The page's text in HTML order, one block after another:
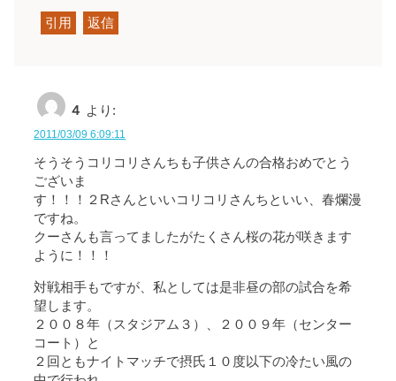
引用 返信
４ より:
2011/03/09 6:09:11
そうそうコリコリさんちも子供さんの合格おめでとう
ございま
す！！！２Rさんといいコリコリさんちといい、春爛漫
ですね。
クーさんも言ってましたがたくさん桜の花が咲きます
ように！！！
対戦相手もですが、私としては是非昼の部の試合を希
望します。
２００８年（スタジアム３）、２００９年（センター
コート）と
２回ともナイトマッチで摂氏１０度以下の冷たい風の